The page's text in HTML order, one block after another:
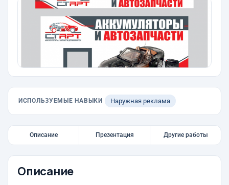
ИСПОЛЬЗУЕМЫЕ НАВЫКИ Наружная реклама
Описание Презентация Другие работы
Описание